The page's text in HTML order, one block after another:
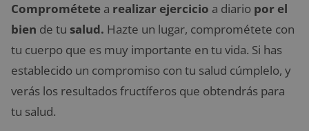
Comprométete a realizar ejercicio a diario por el
bien de tu salud. Hazte un lugar, comprométete con
tu cuerpo que es muy importante en tu vida. Si has
establecido un compromiso con tu salud cúmplelo, y
verás los resultados fructíferos que obtendrás para
tu salud.